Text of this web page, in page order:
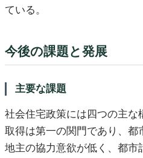
ている。
今後の課題と発展
主要な課題
社会住宅政策には四つの主な
取得は第一の関門であり、都
地主の協力意欲が低く、都市